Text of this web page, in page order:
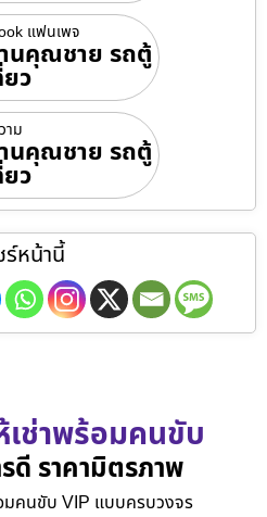
แฟนเพจ
นคุณชาย รถตู้
ว
าม
นคุณชาย รถตู้
ว
ร์หน้านี้
เช่าพร้อมคนขับ
ดี ราคามิตรภาพ
มคนขับ VIP แบบครบวงจร